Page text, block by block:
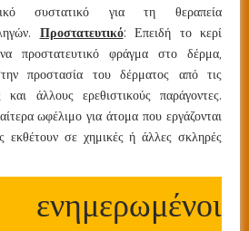
συστατικό για τη θεραπεία
Προστατευτικό: Επειδή το κερί
προστατευτικό φράγμα στο δέρμα,
προστασία του δέρματος από τις
και άλλους ερεθιστικούς παράγοντες.
ωφέλιμο για άτομα που εργάζονται
εκθέτουν σε χημικές ή άλλες σκληρές